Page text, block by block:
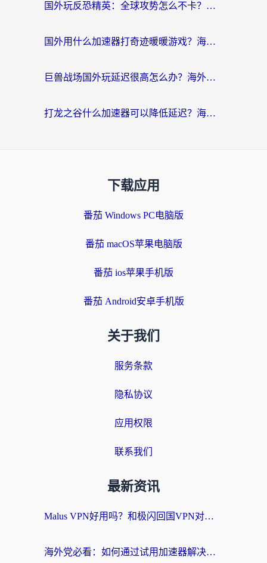
国外玩反恐精英：全球攻势怎么不卡？老玩家亲测的加速器选择指南
国外用什么加速器打奇迹暖暖游戏？海外党国服手游畅玩全攻略（附3款热门游戏实测）
巨兽战场国外玩延迟很高怎么办？海外党亲测的国服游戏加速解决方案
打龙之谷什么加速器可以降低延迟？海外玩家亲测有效的国服加速指南
下载应用
番茄 Windows PC电脑版
番茄 macOS苹果电脑版
番茄 ios苹果手机版
番茄 Android安卓手机版
关于我们
服务条款
隐私协议
应用权限
联系我们
最新资讯
Malus VPN好用吗？和极闪回国VPN对比哪个回国效果更好？海外党亲测3款加速器+避坑指南
海外党必看：如何通过试用加速器解决国内APP地区限制？附2026最新对比测评